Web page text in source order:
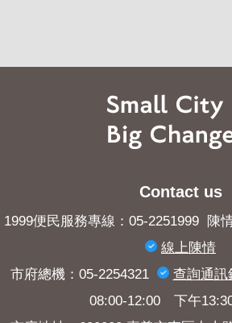
Contact us
1999便民服務專線：05-2251999 陳
線上陳情
市府總機：05-2254321
查詢​通訊
08:00-12:00 下午